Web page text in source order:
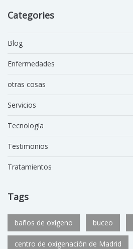
Categories
Blog
Enfermedades
otras cosas
Servicios
Tecnología
Testimonios
Tratamientos
Tags
baños de oxígeno buceo
centro de oxigenación de Madrid